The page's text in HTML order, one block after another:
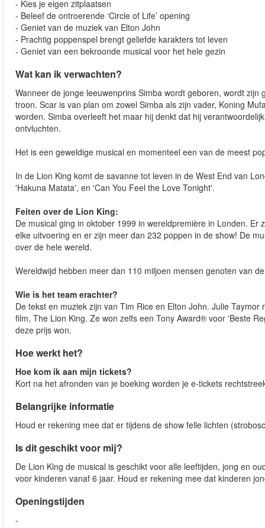
- Kies je eigen zitplaatsen
- Beleef de ontroerende ‘Circle of Life’ opening
- Geniet van de muziek van Elton John
- Prachtig poppenspel brengt geliefde karakters tot leven
- Geniet van een bekroonde musical voor het hele gezin
Wat kan ik verwachten?
Wanneer de jonge leeuwenprins Simba wordt geboren, wordt
troon. Scar is van plan om zowel Simba als zijn vader, Koning
worden. Simba overleeft het maar hij denkt dat hij
ontvluchten.
Het is een geweldige musical en momenteel een van de meest
In de Lion King komt de savanne tot leven in de West End van
'Hakuna Matata', en 'Can You Feel the Love Tonight'.
Feiten over de Lion King:
De musical ging in oktober 1999 in wereldpremière in Londen.
elke uitvoering en er zijn meer dan 232 poppen in de show! De
over de hele wereld.
Wereldwijd hebben meer dan 110 miljoen mensen genoten van
Wie is het team erachter?
De tekst en muziek zijn van Tim Rice en Elton John. Julie
film, The Lion King. Ze won zelfs een Tony Award® voor 'Beste
deze prijs won.
Hoe werkt het?
Hoe kom ik aan mijn tickets?
Kort na het afronden van je boeking worden je e-tickets
Belangrijke informatie
Houd er rekening mee dat er tijdens de show felle lichten
Is dit geschikt voor mij?
De Lion King de musical is geschikt voor alle leeftijden, jong en
voor kinderen vanaf 6 jaar. Houd er rekening mee dat kinderen
Openingstijden
-